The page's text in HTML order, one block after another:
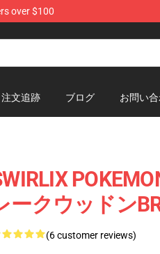
over $100
注文追跡 ブログ お問い
ークウッドン
(6 customer reviews)